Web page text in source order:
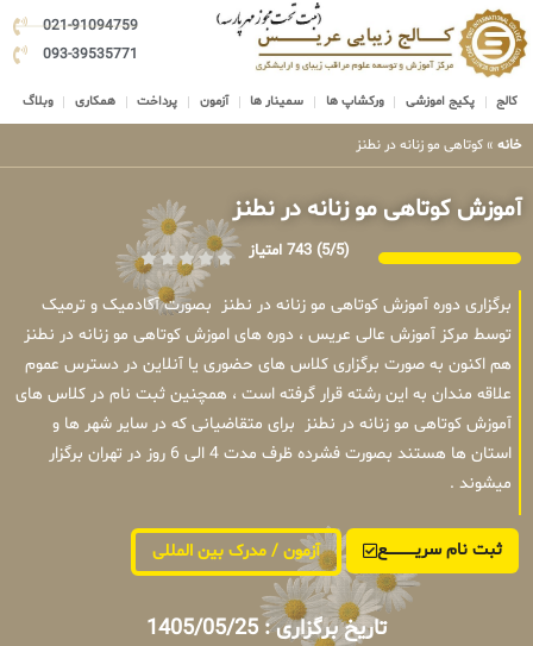
021-91094759
093-39535771
کالج پکیج اموزشی ورکشاپ ها سمینار ها آزمون پرداخت همکاری وبلاگ
خانه » کوتاهی مو زنانه در نطنز
آموزش کوتاهی مو زنانه در نطنز
(5/5) 743 امتیاز
برگزاری دوره آموزش کوتاهی مو زنانه در نطنز بصورت آکادمیک و ترمیک
توسط مرکز آموزش عالی عریس ، دوره های اموزش کوتاهی مو زنانه در نطنز
هم اکنون به صورت برگزاری کلاس های حضوری یا آنلاین در دسترس عموم
علاقه مندان به این رشته قرار گرفته است ، همچنین ثبت نام در کلاس های
آموزش کوتاهی مو زنانه در نطنز برای متقاضیانی که در سایر شهر ها و
استان ها هستند بصورت فشرده ظرف مدت 4 الی 6 روز در تهران برگزار
میشوند .
ثبت نام سریــــــــــــع آزمون / مدرک بین المللی
تاریخ برگزاری : 1405/05/25